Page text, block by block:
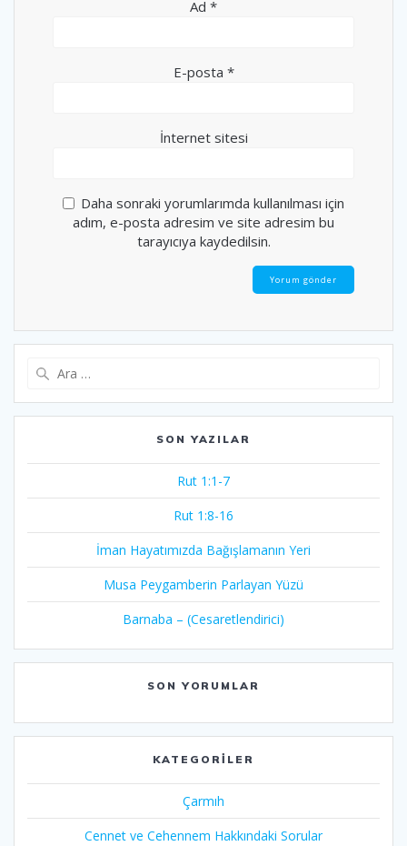
Ad *
E-posta *
İnternet sitesi
Daha sonraki yorumlarımda kullanılması için
adım, e-posta adresim ve site adresim bu
tarayıcıya kaydedilsin.
SON YAZILAR
Rut 1:1-7
Rut 1:8-16
İman Hayatımızda Bağışlamanın Yeri
Musa Peygamberin Parlayan Yüzü
Barnaba – (Cesaretlendirici)
SON YORUMLAR
KATEGORILER
Çarmıh​
Cennet ve Cehennem Hakkındaki Sorular